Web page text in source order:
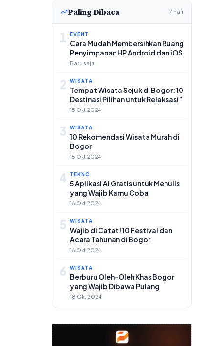
Paling Dibaca 7 hari
1 EVENT
Cara Mudah Membersihkan Ruang
Penyimpanan HP Android dan iOS
Baru saja
2 WISATA
Tempat Wisata Sejuk di Bogor: 10
Destinasi Pilihan untuk Relaksasi”
15 Okt 2024
3 WISATA
10 Rekomendasi Wisata Murah di
Bogor
15 Okt 2024
4 TEKNO
5 Aplikasi AI Gratis untuk Menulis
yang Wajib Kamu Coba
16 Okt 2024
5 WISATA
Wajib di Catat! 10 Festival dan
Acara Tahunan di Bogor
16 Okt 2024
6 WISATA
Berburu Oleh-Oleh Khas Bogor
yang Wajib Dibawa Pulang
18 Okt 2024